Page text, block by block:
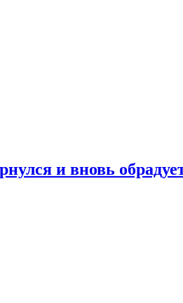
и вновь